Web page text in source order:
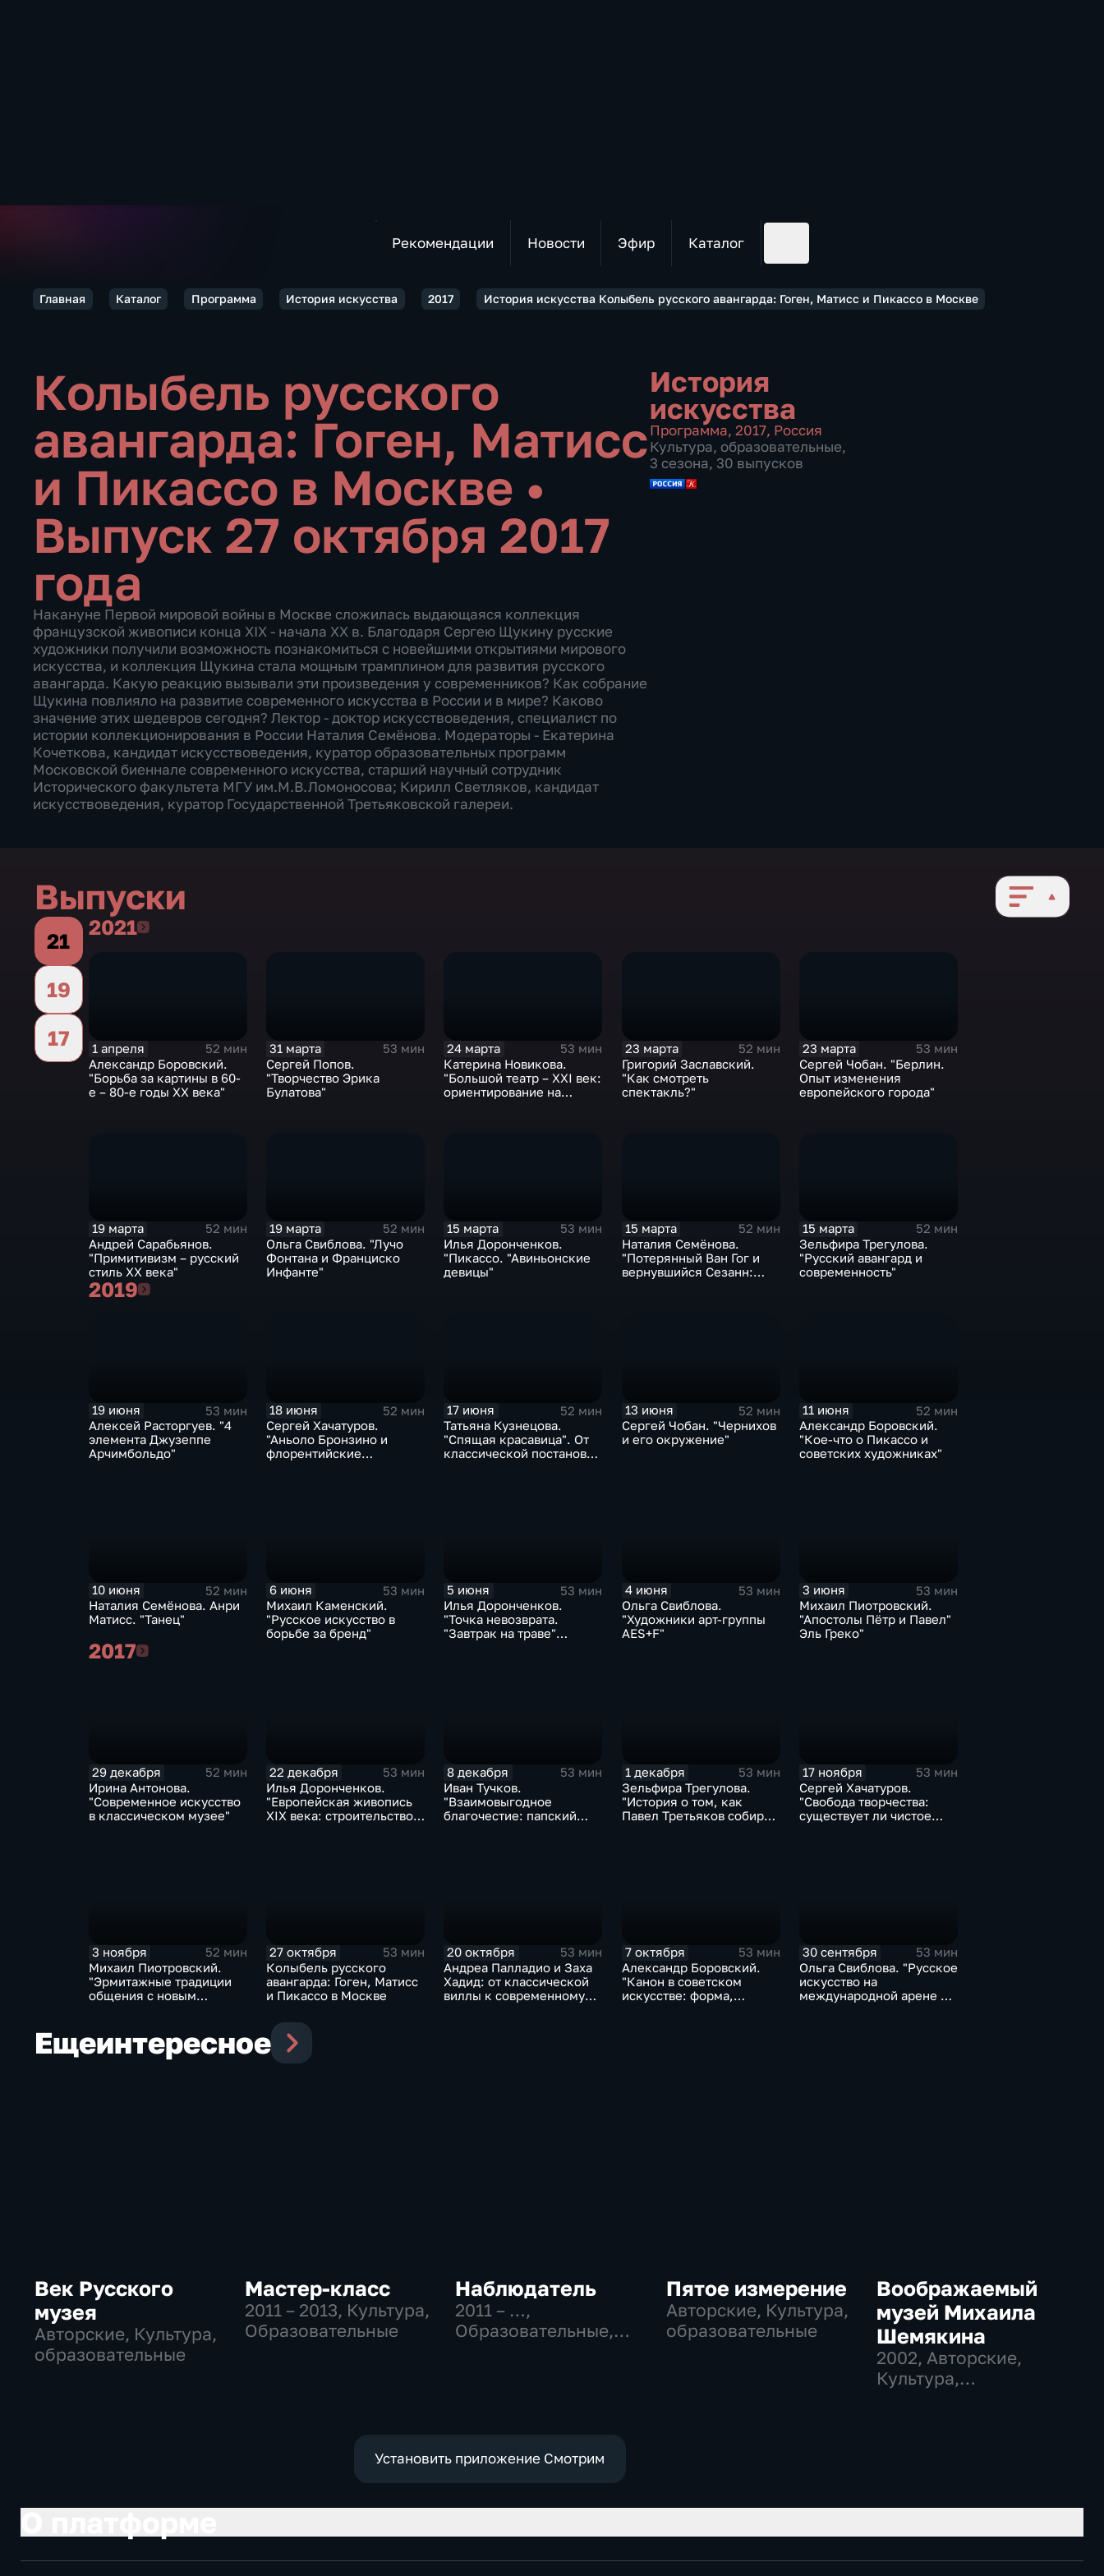
Рекомендации Новости Эфир Каталог
Главная Каталог Программа История искусства 2017 История искусства Колыбель русского авангарда: Гоген, Матисс и Пикассо в Москве
Колыбель русского
авангарда: Гоген, Матисс
и Пикассо в Москве •
Выпуск 27 октября 2017
года
Накануне Первой мировой войны в Москве сложилась выдающаяся коллекция
французской живописи конца XIX - начала XX в. Благодаря Сергею Щукину русские
художники получили возможность познакомиться с новейшими открытиями мирового
искусства, и коллекция Щукина стала мощным трамплином для развития русского
авангарда. Какую реакцию вызывали эти произведения у современников? Как собрание
Щукина повлияло на развитие современного искусства в России и в мире? Каково
значение этих шедевров сегодня? Лектор - доктор искусствоведения, специалист по
истории коллекционирования в России Наталия Семёнова. Модераторы - Екатерина
Кочеткова, кандидат искусствоведения, куратор образовательных программ
Московской биеннале современного искусства, старший научный сотрудник
Исторического факультета МГУ им.М.В.Ломоносова; Кирилл Светляков, кандидат
искусствоведения, куратор Государственной Третьяковской галереи.
История
искусства
Программа, 2017, Россия
Культура, образовательные,
3 сезона, 30 выпусков
Выпуски
21
19
17
20212021
1 апреля
52 мин
Александр Боровский.
"Борьба за картины в 60-
е – 80-е годы XX века"
31 марта
53 мин
Сергей Попов.
"Творчество Эрика
Булатова"
24 марта
53 мин
Катерина Новикова.
"Большой театр – XXI век:
ориентирование на
23 марта
52 мин
Григорий Заславский.
"Как смотреть
спектакль?"
23 марта
53 мин
Сергей Чобан. "Берлин.
Опыт изменения
европейского города"
19 марта
52 мин
Андрей Сарабьянов.
"Примитивизм – русский
стиль XX века"
19 марта
52 мин
Ольга Свиблова. "Лучо
Фонтана и Франциско
Инфанте"
15 марта
53 мин
Илья Доронченков.
"Пикассо. "Авиньонские
девицы"
15 марта
52 мин
Наталия Семёнова.
"Потерянный Ван Гог и
вернувшийся Сезанн:
15 марта
52 мин
Зельфира Трегулова.
"Русский авангард и
современность"
20192019
19 июня
53 мин
Алексей Расторгуев. "4
элемента Джузеппе
Арчимбольдо"
18 июня
52 мин
Сергей Хачатуров.
"Аньоло Бронзино и
флорентийские
17 июня
52 мин
Татьяна Кузнецова.
"Спящая красавица". От
классической постановки
13 июня
52 мин
Сергей Чобан. "Чернихов
и его окружение"
11 июня
52 мин
Александр Боровский.
"Кое-что о Пикассо и
советских художниках"
10 июня
52 мин
Наталия Семёнова. Анри
Матисс. "Танец"
6 июня
53 мин
Михаил Каменский.
"Русское искусство в
борьбе за бренд"
5 июня
53 мин
Илья Доронченков.
"Точка невозврата.
"Завтрак на траве"
4 июня
53 мин
Ольга Свиблова.
"Художники арт-группы
AES+F"
3 июня
53 мин
Михаил Пиотровский.
"Апостолы Пётр и Павел"
Эль Греко"
20172017
29 декабря
52 мин
Ирина Антонова.
"Современное искусство
в классическом музее"
22 декабря
53 мин
Илья Доронченков.
"Европейская живопись
XIX века: строительство
8 декабря
53 мин
Иван Тучков.
"Взаимовыгодное
благочестие: папский
1 декабря
53 мин
Зельфира Трегулова.
"История о том, как
Павел Третьяков собирал
17 ноября
53 мин
Сергей Хачатуров.
"Свобода творчества:
существует ли чистое
3 ноября
52 мин
Михаил Пиотровский.
"Эрмитажные традиции
общения с новым
27 октября
53 мин
Колыбель русского
авангарда: Гоген, Матисс
и Пикассо в Москве
20 октября
53 мин
Андреа Палладио и Заха
Хадид: от классической
виллы к современному
7 октября
53 мин
Александр Боровский.
"Канон в советском
искусстве: форма,
30 сентября
53 мин
Ольга Свиблова. "Русское
искусство на
международной арене в
Ещеинтересное
Век Русского
музея
Авторские, Культура,
образовательные
Мастер-класс
2011 – 2013, Культура,
Образовательные
Наблюдатель
2011 – …,
Образовательные,
Пятое измерение
Авторские, Культура,
образовательные
Воображаемый
музей Михаила
Шемякина
2002, Авторские,
Культура,
Установить приложение Смотрим